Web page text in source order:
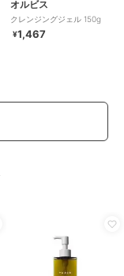
オルビス
クレンジングジェル 150g
¥1,467